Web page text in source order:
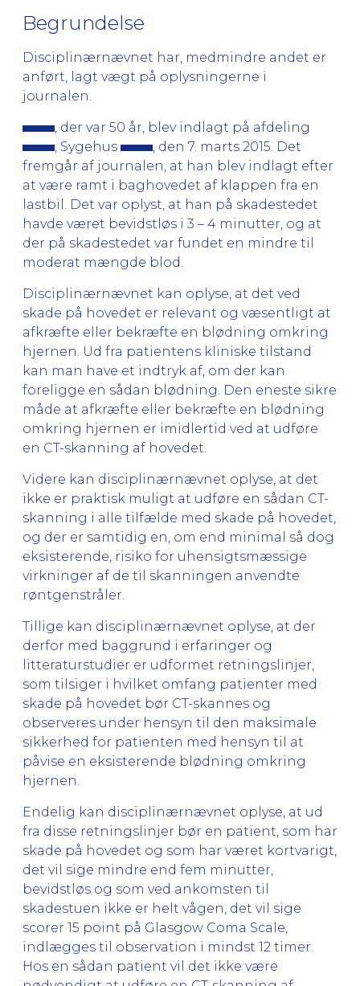
Begrundelse
Disciplinærnævnet har, medmindre andet er
anført, lagt vægt på oplysningerne i
journalen.
, der var 50 år, blev indlagt på afdeling
, Sygehus
, den 7. marts 2015. Det
fremgår af journalen, at han blev indlagt efter
at være ramt i baghovedet af klappen fra en
lastbil. Det var oplyst, at han på skadestedet
havde været bevidstløs i 3 – 4 minutter, og at
der på skadestedet var fundet en mindre til
moderat mængde blod.
Disciplinærnævnet kan oplyse, at det ved
skade på hovedet er relevant og væsentligt at
afkræfte eller bekræfte en blødning omkring
hjernen. Ud fra patientens kliniske tilstand
kan man have et indtryk af, om der kan
foreligge en sådan blødning. Den eneste sikre
måde at afkræfte eller bekræfte en blødning
omkring hjernen er imidlertid ved at udføre
en CT-skanning af hovedet.
Videre kan disciplinærnævnet oplyse, at det
ikke er praktisk muligt at udføre en sådan CT-
skanning i alle tilfælde med skade på hovedet,
og der er samtidig en, om end minimal så dog
eksisterende, risiko for uhensigtsmæssige
virkninger af de til skanningen anvendte
røntgenstråler.
Tillige kan disciplinærnævnet oplyse, at der
derfor med baggrund i erfaringer og
litteraturstudier er udformet retningslinjer,
som tilsiger i hvilket omfang patienter med
skade på hovedet bør CT-skannes og
observeres under hensyn til den maksimale
sikkerhed for patienten med hensyn til at
påvise en eksisterende blødning omkring
hjernen.
Endelig kan disciplinærnævnet oplyse, at ud
fra disse retningslinjer bør en patient, som har
skade på hovedet og som har været kortvarigt,
det vil sige mindre end fem minutter,
bevidstløs og som ved ankomsten til
skadestuen ikke er helt vågen, det vil sige
scorer 15 point på Glasgow Coma Scale,
indlægges til observation i mindst 12 timer.
Hos en sådan patient vil det ikke være